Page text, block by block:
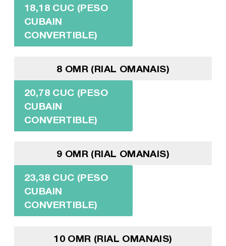
18,18 CUC (PESO
CUBAIN
CONVERTIBLE)
8 OMR (RIAL OMANAIS)
20,78 CUC (PESO
CUBAIN
CONVERTIBLE)
9 OMR (RIAL OMANAIS)
23,38 CUC (PESO
CUBAIN
CONVERTIBLE)
10 OMR (RIAL OMANAIS)